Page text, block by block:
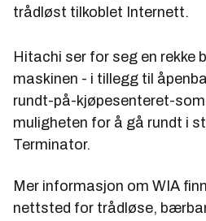
trådløst tilkoblet Internett.
Hitachi ser for seg en rekke
maskinen - i tillegg til
rundt-på-kjøpesenteret-
muligheten for å gå rundt i
Terminator.
Mer informasjon om WIA
nettsted for trådløse,